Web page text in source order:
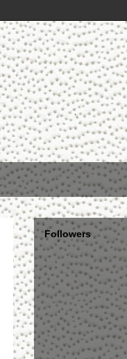
Followers